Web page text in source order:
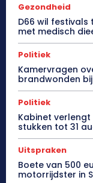
Gezondheid
D66 wil festivals
met medisch
Politiek
Kamervragen
brandwonden
Politiek
Kabinet
stukken tot 31
Uitspraken
Boete van 500
motorrijdster in